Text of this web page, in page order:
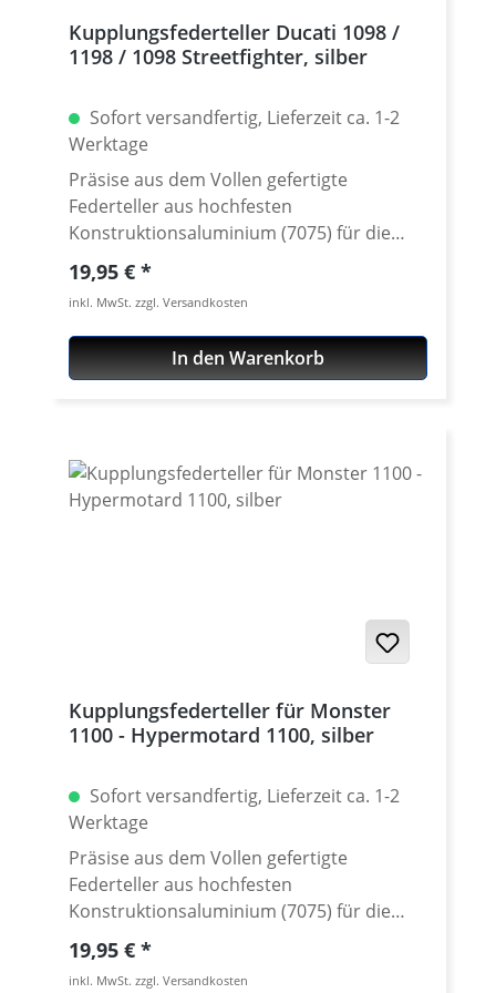
Kupplungsfederteller Ducati 1098 /
1198 / 1098 Streetfighter, silber
Sofort versandfertig, Lieferzeit ca. 1-2
Werktage
Präsise aus dem Vollen gefertigte
Federteller aus hochfesten
Konstruktionsaluminium (7075) für die
1098 und 1198 Modelle. Gegenüber den
Original Ducati Tellern (Stahl) sparen sich
Gewicht und sehen perfekt aus.
Verschleissfest und hochwertig
Oberflächeneloxiert. Passend für alle
blau. Passende Federn siehe Zubehör.
Made in Germany!
Regulärer Preis:
19,95 €
inkl. MwSt. zzgl. Versandkosten
In den Warenkorb
Kupplungsfederteller für Monster
1100 - Hypermotard 1100, silber
Sofort versandfertig, Lieferzeit ca. 1-2
Werktage
Präsise aus dem Vollen gefertigte
Federteller aus hochfesten
Konstruktionsaluminium (7075) für die
Ducati Monster 1100 und Hypermotard
1100. Gegenüber den Original Ducati
Regulärer Preis:
19,95 €
inkl. MwSt. zzgl. Versandkosten